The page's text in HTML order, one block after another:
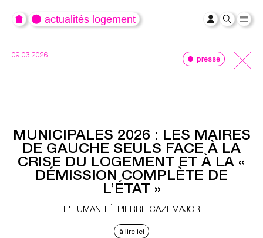
actualités logement
09.03.2026
presse
MUNICIPALES 2026 : LES MAIRES
DE GAUCHE SEULS FACE À LA
CRISE DU LOGEMENT ET À LA «
DÉMISSION COMPLÈTE DE
L’ÉTAT »
L'HUMANITÉ, PIERRE CAZEMAJOR
à lire ici